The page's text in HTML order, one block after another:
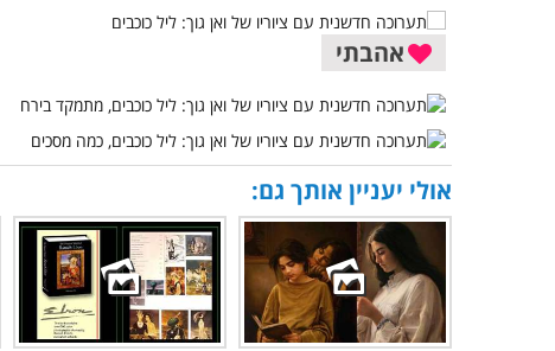
אהבתי
אולי יעניין אותך גם: